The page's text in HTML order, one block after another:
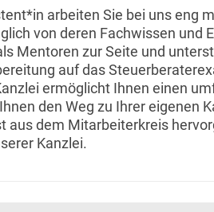
arbeiten Sie bei uns eng
von deren Fachwissen und
Mentoren zur Seite und
auf das
ermöglicht Ihnen einen
den Weg zu Ihrer eigenen
aus dem Mitarbeiterkreis
Kanzlei.